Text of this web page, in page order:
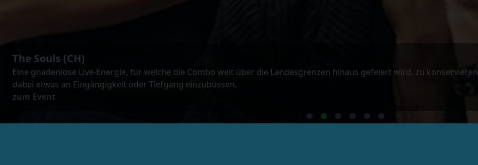
The Souls (CH)
Eine gnadenlose Live-Energie, für welche die Combo weit über die Landesgrenzen hinaus gefeiert wird, zu konservieren
dabei etwas an Eingängigkeit oder Tiefgang einzubüssen.
zum Event